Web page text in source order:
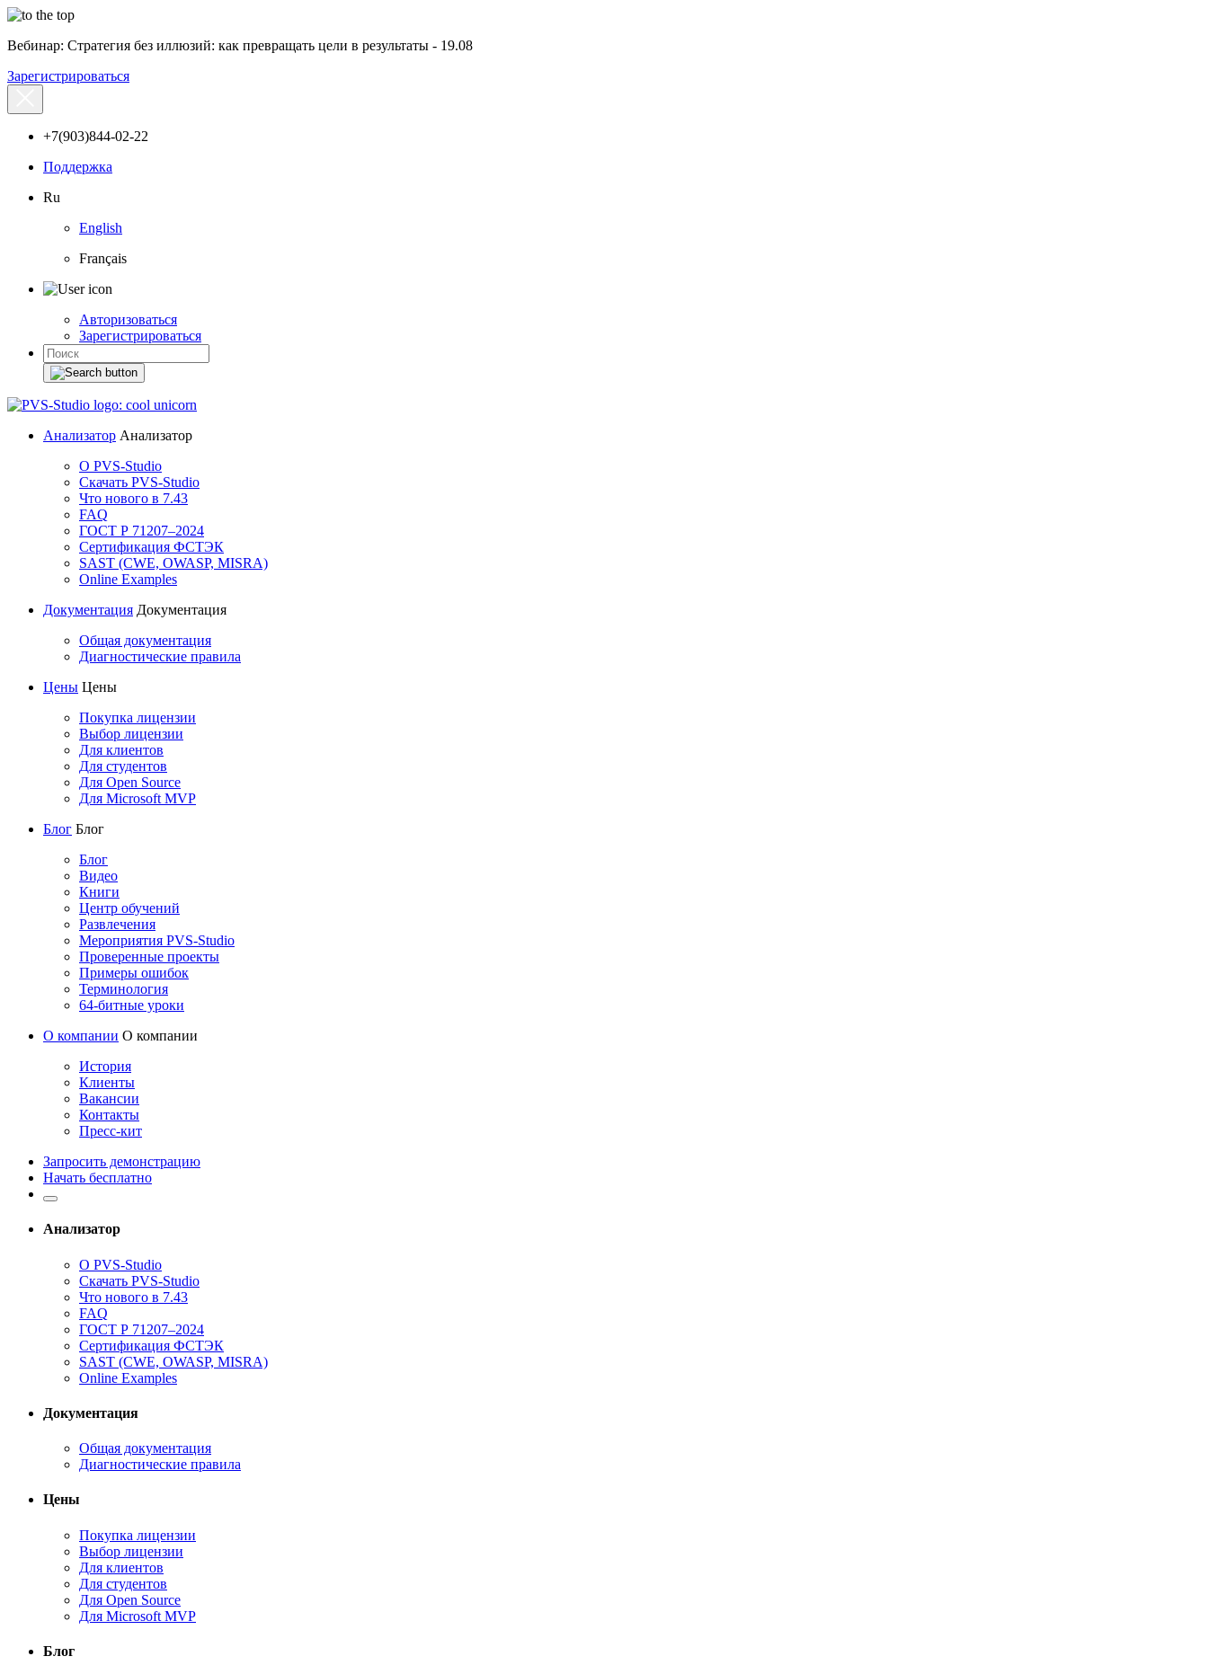
Вебинар: Стратегия без иллюзий: как превращать цели в результаты - 19.08
Зарегистрироваться
+7(903)844-02-22
Поддержка
Ru
English
Français
Авторизоваться
Зарегистрироваться
Анализатор Анализатор
О PVS-Studio
Скачать PVS-Studio
Что нового в 7.43
FAQ
ГОСТ Р 71207–2024
Сертификация ФСТЭК
SAST (CWE, OWASP, MISRA)
Online Examples
Документация Документация
Общая документация
Диагностические правила
Цены Цены
Покупка лицензии
Выбор лицензии
Для клиентов
Для студентов
Для Open Source
Для Microsoft MVP
Блог Блог
Блог
Видео
Книги
Центр обучений
Развлечения
Мероприятия PVS-Studio
Проверенные проекты
Примеры ошибок
Терминология
64-битные уроки
О компании О компании
История
Клиенты
Вакансии
Контакты
Пресс-кит
Запросить демонстрацию
Начать бесплатно
Анализатор
О PVS-Studio
Скачать PVS-Studio
Что нового в 7.43
FAQ
ГОСТ Р 71207–2024
Сертификация ФСТЭК
SAST (CWE, OWASP, MISRA)
Online Examples
Документация
Общая документация
Диагностические правила
Цены
Покупка лицензии
Выбор лицензии
Для клиентов
Для студентов
Для Open Source
Для Microsoft MVP
Блог